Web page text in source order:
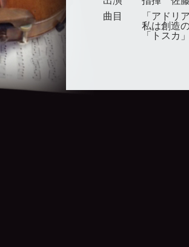
曲目
「アドリ
私は創造
「トス